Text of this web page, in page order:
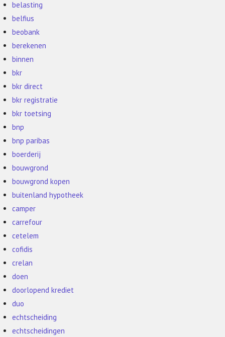
belasting
belfius
beobank
berekenen
binnen
bkr
bkr direct
bkr registratie
bkr toetsing
bnp
bnp paribas
boerderij
bouwgrond
bouwgrond kopen
buitenland hypotheek
camper
carrefour
cetelem
cofidis
crelan
doen
doorlopend krediet
duo
echtscheiding
echtscheidingen